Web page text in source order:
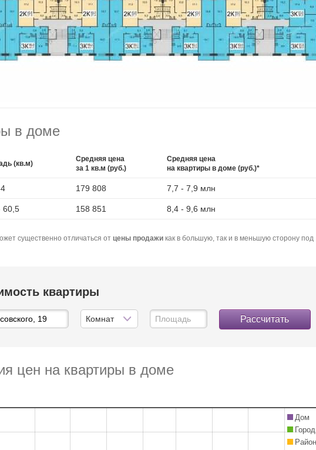
в доме
(кв.м)
Средняя цена
за 1 кв.м (руб.)
Средняя цена
на квартиры в доме (руб.)*
179 808 7,7 - 7,9 млн
60,5 158 851 8,4 - 9,6 млн
существенно отличаться от цены продажи как в большую, так и в меньшую сторону под
квартиры
Рассчитать
цен на квартиры в доме
Дом
Город
Район